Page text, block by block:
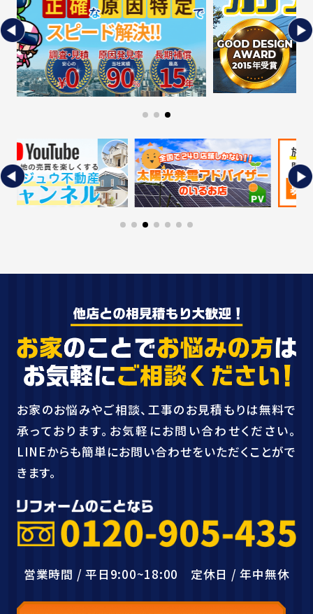
お家のお悩みやご相談、工事のお見積もりは無料で
承っております。お気軽にお問い合わせください。
LINEからも簡単にお問い合わせをいただくことがで
きます。
営業時間 / 平日9:00~18:00 定休日 / 年中無休